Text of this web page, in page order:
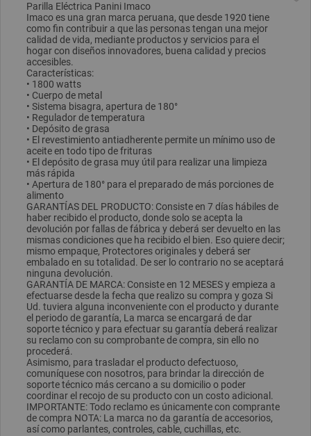
Parilla Eléctrica Panini Imaco
Imaco es una gran marca peruana, que desde 1920 tiene
como fin contribuir a que las personas tengan una mejor
calidad de vida, mediante productos y servicios para el
hogar con diseños innovadores, buena calidad y precios
accesibles.
Características:
• 1800 watts
• Cuerpo de metal
• Sistema bisagra, apertura de 180°
• Regulador de temperatura
• Depósito de grasa
• El revestimiento antiadherente permite un mínimo uso de
aceite en todo tipo de frituras
• El depósito de grasa muy útil para realizar una limpieza
más rápida
• Apertura de 180° para el preparado de más porciones de
alimento
GARANTÍAS DEL PRODUCTO: Consiste en 7 días hábiles de
haber recibido el producto, donde solo se acepta la
devolución por fallas de fábrica y deberá ser devuelto en las
mismas condiciones que ha recibido el bien. Eso quiere decir;
mismo empaque, Protectores originales y deberá ser
embalado en su totalidad. De ser lo contrario no se aceptará
ninguna devolución.
GARANTÍA DE MARCA: Consiste en 12 MESES y empieza a
efectuarse desde la fecha que realizo su compra y goza Si
Ud. tuviera alguna inconveniente con el producto y durante
el periodo de garantía, La marca se encargará de dar
soporte técnico y para efectuar su garantía deberá realizar
su reclamo con su comprobante de compra, sin ello no
procederá.
Asimismo, para trasladar el producto defectuoso,
comuníquese con nosotros, para brindar la dirección de
soporte técnico más cercano a su domicilio o poder
coordinar el recojo de su producto con un costo adicional.
IMPORTANTE: Todo reclamo es únicamente con comprante
de compra NOTA: La marca no da garantía de accesorios,
así como parlantes, controles, cable, cuchillas, etc.